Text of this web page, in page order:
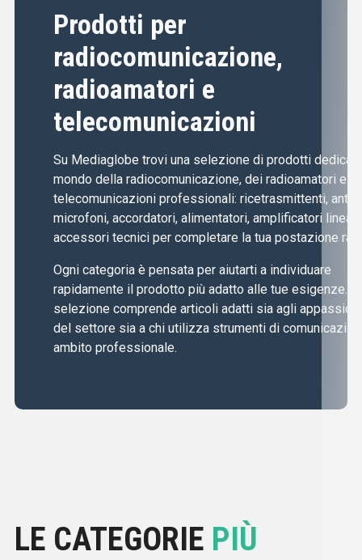
Prodotti per
radiocomunicazione,
radioamatori e
telecomunicazioni
Su Mediaglobe trovi una selezione di prodotti dedicati
mondo della radiocomunicazione, dei radioamatori e
telecomunicazioni professionali: ricetrasmittenti,
microfoni, accordatori, alimentatori, amplificatori
accessori tecnici per completare la tua postazione
Ogni categoria è pensata per aiutarti a individuare
rapidamente il prodotto più adatto alle tue esigenze.
selezione comprende articoli adatti sia agli
del settore sia a chi utilizza strumenti di
ambito professionale.
LE CATEGORIE PIÙ